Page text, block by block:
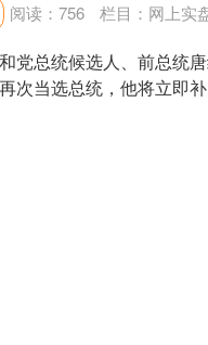
阅读： 756 栏目： 网上实
总统候选人、前总统唐
次当选总统，他将立即